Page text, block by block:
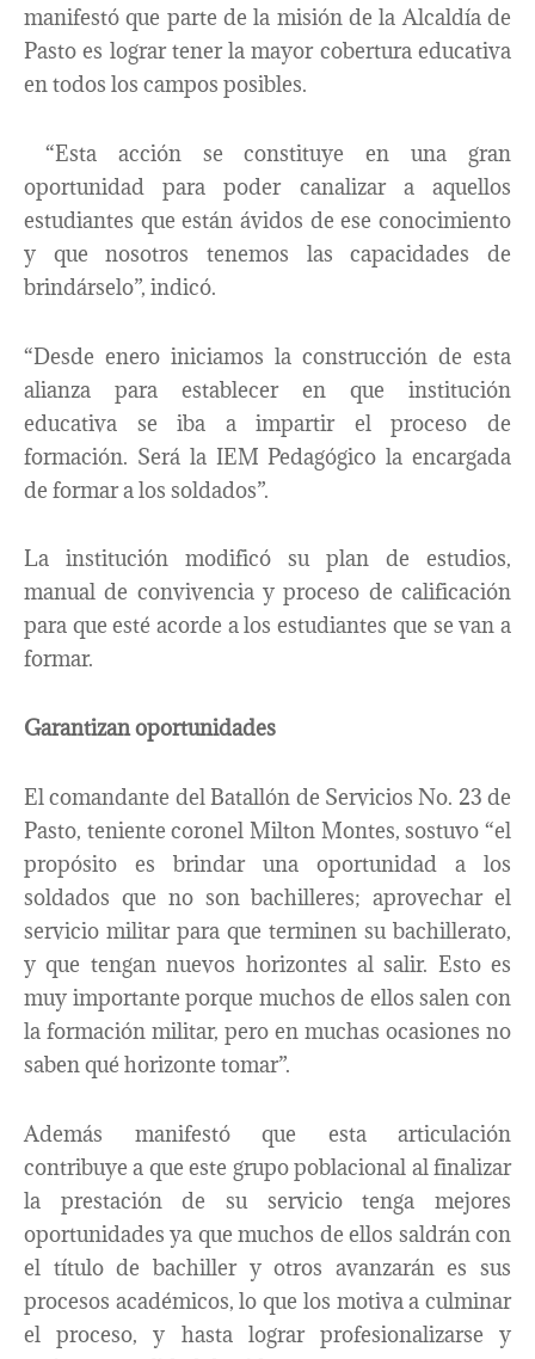
manifestó que parte de la misión de la Alcaldía de
Pasto es lograr tener la mayor cobertura educativa
en todos los campos posibles.
“Esta acción se constituye en una gran
oportunidad para poder canalizar a aquellos
estudiantes que están ávidos de ese conocimiento
y que nosotros tenemos las capacidades de
brindárselo”, indicó.
“Desde enero iniciamos la construcción de esta
alianza para establecer en que institución
educativa se iba a impartir el proceso de
formación. Será la IEM Pedagógico la encargada
de formar a los soldados”.
La institución modificó su plan de estudios,
manual de convivencia y proceso de calificación
para que esté acorde a los estudiantes que se van a
formar.
Garantizan oportunidades
El comandante del Batallón de Servicios No. 23 de
Pasto, teniente coronel Milton Montes, sostuvo “el
propósito es brindar una oportunidad a los
soldados que no son bachilleres; aprovechar el
servicio militar para que terminen su bachillerato,
y que tengan nuevos horizontes al salir. Esto es
muy importante porque muchos de ellos salen con
la formación militar, pero en muchas ocasiones no
saben qué horizonte tomar”.
Además manifestó que esta articulación
contribuye a que este grupo poblacional al finalizar
la prestación de su servicio tenga mejores
oportunidades ya que muchos de ellos saldrán con
el título de bachiller y otros avanzarán es sus
procesos académicos, lo que los motiva a culminar
el proceso, y hasta lograr profesionalizarse y